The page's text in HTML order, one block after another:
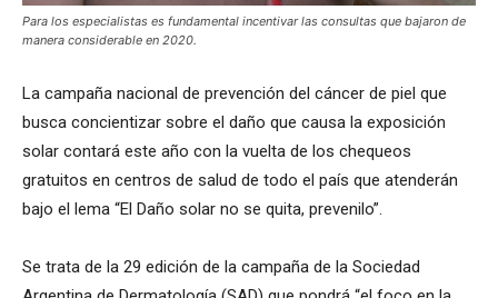
Para los especialistas es fundamental incentivar las consultas que bajaron de
manera considerable en 2020.
La campaña nacional de prevención del cáncer de piel que
busca concientizar sobre el daño que causa la exposición
solar contará este año con la vuelta de los chequeos
gratuitos en centros de salud de todo el país que atenderán
bajo el lema “El Daño solar no se quita, prevenilo”.
Se trata de la 29 edición de la campaña de la Sociedad